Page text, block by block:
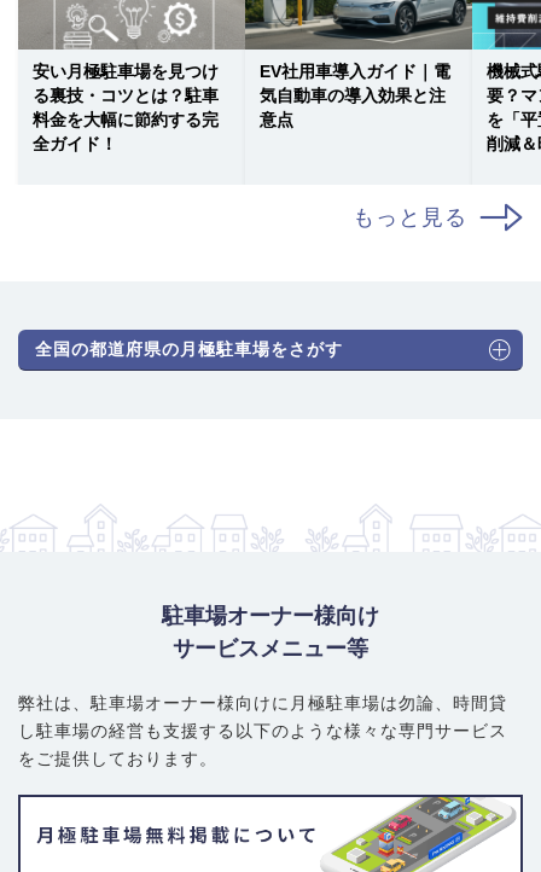
安い月極駐車場を見つけ
る裏技・コツとは？駐車
料金を大幅に節約する完
全ガイド！
EV社用車導入ガイド｜電
気自動車の導入効果と注
意点
機械
要？
を「
削減
もっと見る
全国の都道府県の月極駐車場をさがす
駐車場オーナー様向け
サービスメニュー等
弊社は、駐車場オーナー様向けに月極駐車場は勿論、 時間貸
し駐車場の経営も支援する以下のような様々な専門サービス
をご提供しております。